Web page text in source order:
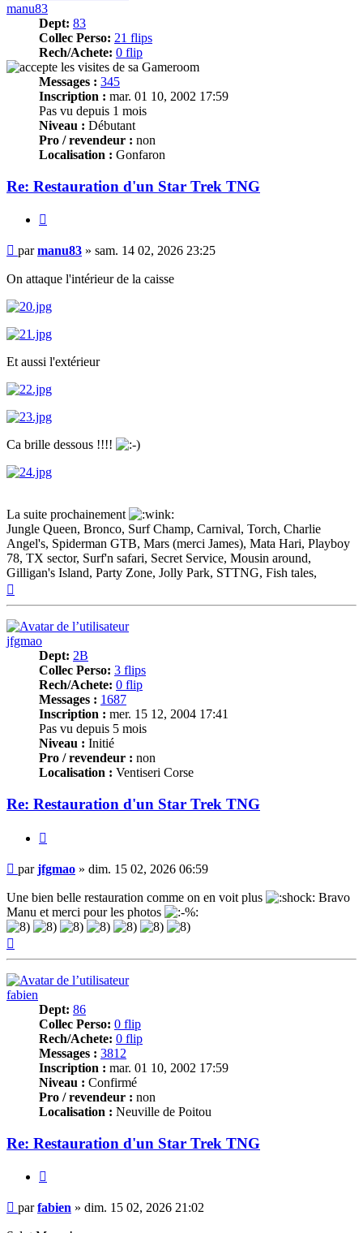
manu83
Dept: 83
Collec Perso: 21 flips
Rech/Achete: 0 flip
Messages : 345
Inscription : mar. 01 10, 2002 17:59
Pas vu depuis 1 mois
Niveau : Débutant
Pro / revendeur : non
Localisation : Gonfaron
Re: Restauration d'un Star Trek TNG
Message
parmanu83 » sam. 14 02, 2026 23:25
On attaque l'intérieur de la caisse
Et aussi l'extérieur
Ca brille dessous !!!!
La suite prochainement
Jungle Queen, Bronco, Surf Champ, Carnival, Torch, Charlie
Angel's, Spiderman GTB, Mars (merci James), Mata Hari, Playboy
78, TX sector, Surf'n safari, Secret Service, Mousin around,
Gilligan's Island, Party Zone, Jolly Park, STTNG, Fish tales,
jfgmao
Dept: 2B
Collec Perso: 3 flips
Rech/Achete: 0 flip
Messages : 1687
Inscription : mer. 15 12, 2004 17:41
Pas vu depuis 5 mois
Niveau : Initié
Pro / revendeur : non
Localisation : Ventiseri Corse
Re: Restauration d'un Star Trek TNG
Message
parjfgmao » dim. 15 02, 2026 06:59
Une bien belle restauration comme on en voit plus
Bravo
Manu et merci pour les photos
fabien
Dept: 86
Collec Perso: 0 flip
Rech/Achete: 0 flip
Messages : 3812
Inscription : mar. 01 10, 2002 17:59
Niveau : Confirmé
Pro / revendeur : non
Localisation : Neuville de Poitou
Re: Restauration d'un Star Trek TNG
Message
parfabien » dim. 15 02, 2026 21:02